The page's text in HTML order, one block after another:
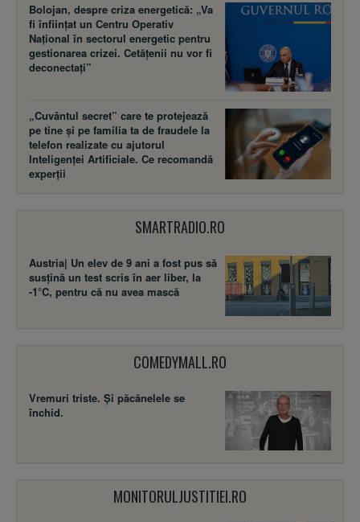
Bolojan, despre criza energetică: „Va
fi înființat un Centru Operativ
Național în sectorul energetic pentru
gestionarea crizei. Cetățenii nu vor fi
deconectați”
„Cuvântul secret” care te protejează
pe tine și pe familia ta de fraudele la
telefon realizate cu ajutorul
Inteligenței Artificiale. Ce recomandă
experții
SMARTRADIO.RO
Austria| Un elev de 9 ani a fost pus să
susţină un test scris în aer liber, la
-1°C, pentru că nu avea mască
COMEDYMALL.RO
Vremuri triste. Şi păcănelele se
închid.
MONITORULJUSTITIEI.RO